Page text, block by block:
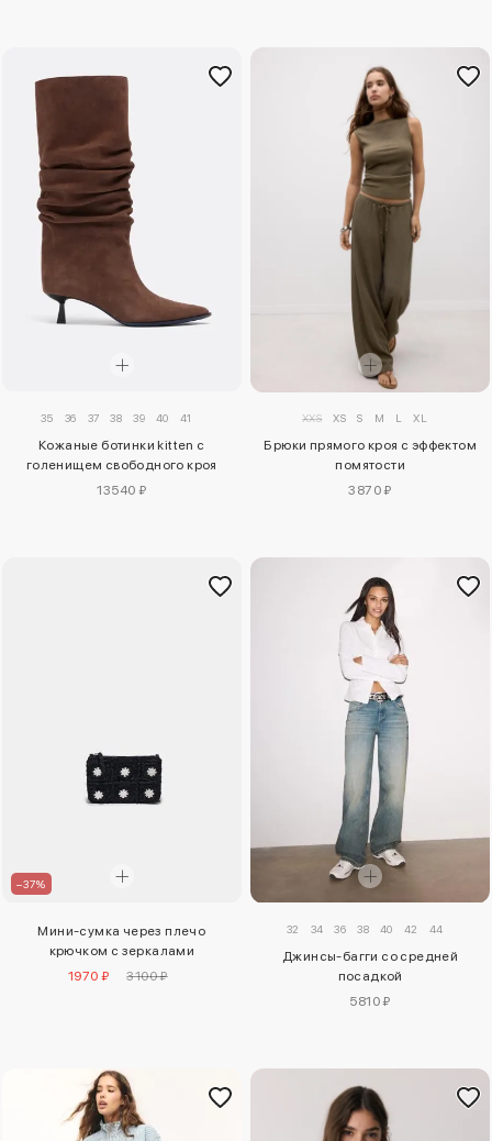
35 36 37 38 39 40 41
Кожаные ботинки kitten с
голенищем свободного кроя
13540 ₽
XXS XS S M L XL
Брюки прямого кроя с эффектом
помятости
3870 ₽
–37%
Мини-сумка через плечо
крючком с зеркалами
1970 ₽
3100 ₽
32 34 36 38 40 42 44
Джинсы-багги со средней
посадкой
5810 ₽